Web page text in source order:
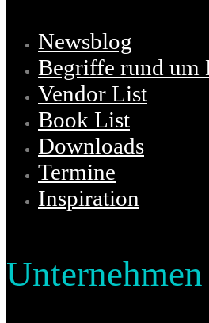
Newsblog
Begriffe rund um
Vendor List
Book List
Downloads
Termine
Inspiration
Unternehmen